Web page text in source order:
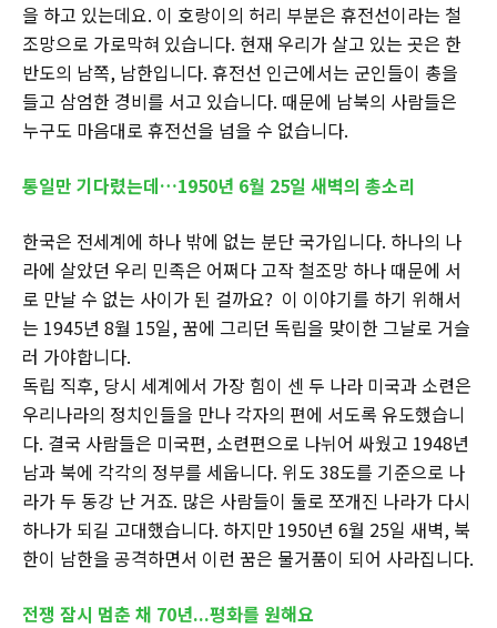
을 하고 있는데요. 이 호랑이의 허리 부분은 휴전선이라는 철
조망으로 가로막혀 있습니다. 현재 우리가 살고 있는 곳은 한
반도의 남쪽, 남한입니다. 휴전선 인근에서는 군인들이 총을
들고 삼엄한 경비를 서고 있습니다. 때문에 남북의 사람들은
누구도 마음대로 휴전선을 넘을 수 없습니다.
통일만 기다렸는데…1950년 6월 25일 새벽의 총소리
한국은 전세계에 하나 밖에 없는 분단 국가입니다. 하나의 나
라에 살았던 우리 민족은 어쩌다 고작 철조망 하나 때문에 서
로 만날 수 없는 사이가 된 걸까요? 이 이야기를 하기 위해서
는 1945년 8월 15일, 꿈에 그리던 독립을 맞이한 그날로 거슬
러 가야합니다.
독립 직후, 당시 세계에서 가장 힘이 센 두 나라 미국과 소련은
우리나라의 정치인들을 만나 각자의 편에 서도록 유도했습니
다. 결국 사람들은 미국편, 소련편으로 나뉘어 싸웠고 1948년
남과 북에 각각의 정부를 세웁니다. 위도 38도를 기준으로 나
라가 두 동강 난 거죠. 많은 사람들이 둘로 쪼개진 나라가 다시
하나가 되길 고대했습니다. 하지만 1950년 6월 25일 새벽, 북
한이 남한을 공격하면서 이런 꿈은 물거품이 되어 사라집니다.
전쟁 잠시 멈춘 채 70년...평화를 원해요